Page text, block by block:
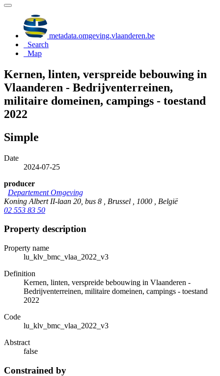
metadata.omgeving.vlaanderen.be
Search
Map
Kernen, linten, verspreide bebouwing in
Vlaanderen - Bedrijventerreinen,
militaire domeinen, campings - toestand
2022
Simple
Date
2024-07-25
producer
Departement Omgeving
Koning Albert II-laan 20, bus 8 , Brussel , 1000 , België
02 553 83 50
Property description
Property name
lu_klv_bmc_vlaa_2022_v3
Definition
Kernen, linten, verspreide bebouwing in Vlaanderen -
Bedrijventerreinen, militaire domeinen, campings - toestand
2022
Code
lu_klv_bmc_vlaa_2022_v3
Abstract
false
Constrained by